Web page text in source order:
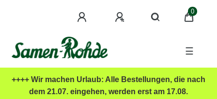
0
☰
++++ Wir machen Urlaub: Alle Bestellungen, die nach
dem 21.07. eingehen, werden erst am 17.08.